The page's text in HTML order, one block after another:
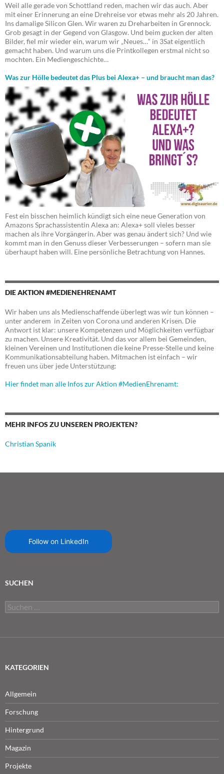
Weil alle gerade von Schottland reden, machen wir das auch. Aber
mit einer Erinnerung an eine Drehreise vor etwas mehr als 20 Jahren.
Ins damalige Silicon Glen. Wir waren zu Dreharbeiten in Grennock.
Grob gesagt in der Gegend von Glasgow. Und beim gucken der alten
Bilder, fiel mir wieder ein, warum wir „Neues…“ in 3Sat eigentlich
gemacht haben. Und warum uns die Printkollegen erstmal nicht so
mochten. Ein Mediengeschichte…
Was zur Hölle bedeutet das Plus bei Alexa+ – und braucht man das?
Fest ein bisschen heimlich kündigt sich eine neue Generation von
Amazons Sprachassistentin Alexa an: Alexa+ soll vieles besser
machen als ihre Vorgängerin. Aber was genau ändert sich? Und wie
kommt man in den Genuss dieser Verbesserungen – sofern man sie
überhaupt haben will. Eine persönliche Betrachtung von Hannes.
DIE AKTION #MEDIENEHRENAMT
Wir haben uns als Medienschaffende überlegt was wir tun können –
unter anderem in Zeiten von Corona und anderen Krisen. Die
Antwort ist klar: unsere Kompetenzen und Möglichkeiten verfügbar
zu machen. Unsere Kreativität. Und das vor allem bei Gemeinden,
kleinen Vereinen und Institutionen die keine Presse-Stelle und keine
Kommunikationsabteilung haben. Mitmachen ist einfach – wir
freuen uns über jede Unterstützung:
Hier findet man alle Infos zur Aktion #MedienEhrenamt:
MEHR INFOS ZU UNSEREN PROJEKTEN?
Christian Spanik
Follow on LinkedIn
SUCHEN
Suchen
nach:
KATEGORIEN
Allgemein
Forschung
Hintergrund
Magazin
Projekte